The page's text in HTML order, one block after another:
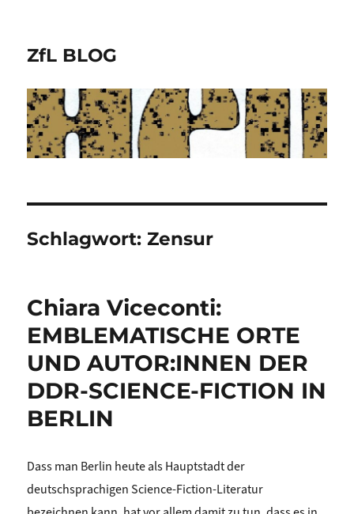
ZfL BLOG
Schlagwort:Zensur
Chiara Viceconti:
EMBLEMATISCHE ORTE
UND AUTOR:INNEN DER
DDR-SCIENCE-FICTION IN
BERLIN
Dass man Berlin heute als Hauptstadt der
deutschsprachigen Science-Fiction-Literatur